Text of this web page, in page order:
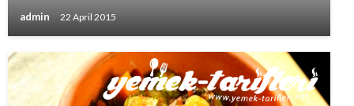
admin 22 April 2015